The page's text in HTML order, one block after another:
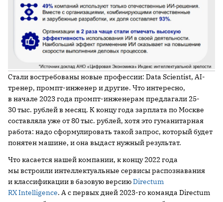
Стали востребованы новые профессии: Data Scientist, AI-
тренер, промпт-инженер и другие. Что интересно,
в начале 2023 года промпт-инженерам предлагали 25-
30 тыс. рублей в месяц. К концу года зарплата по Москве
составляла уже от 80 тыс. рублей, хотя это гуманитарная
работа: надо сформулировать такой запрос, который будет
понятен машине, и она выдаст нужный результат.
Что касается нашей компании, к концу 2022 года
мы встроили интеллектуальные сервисы распознавания
и классификации в базовую версиюDirectum
RX Intelligence. А с первых дней 2023-го команда Directum